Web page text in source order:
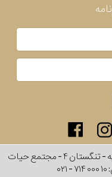
آدرس: تهران - خ پاسداران - رو به روی اقدسیه - تنگستان ۴ - مجتمع حیات
۰۲۱ - ۷۱۴ ۰۰۰ ۱۰